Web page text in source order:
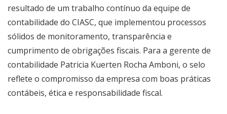
resultado de um trabalho contínuo da equipe de
contabilidade do CIASC, que implementou processos
sólidos de monitoramento, transparência e
cumprimento de obrigações fiscais. Para a gerente de
contabilidade Patricia Kuerten Rocha Amboni, o selo
reflete o compromisso da empresa com boas práticas
contábeis, ética e responsabilidade fiscal.